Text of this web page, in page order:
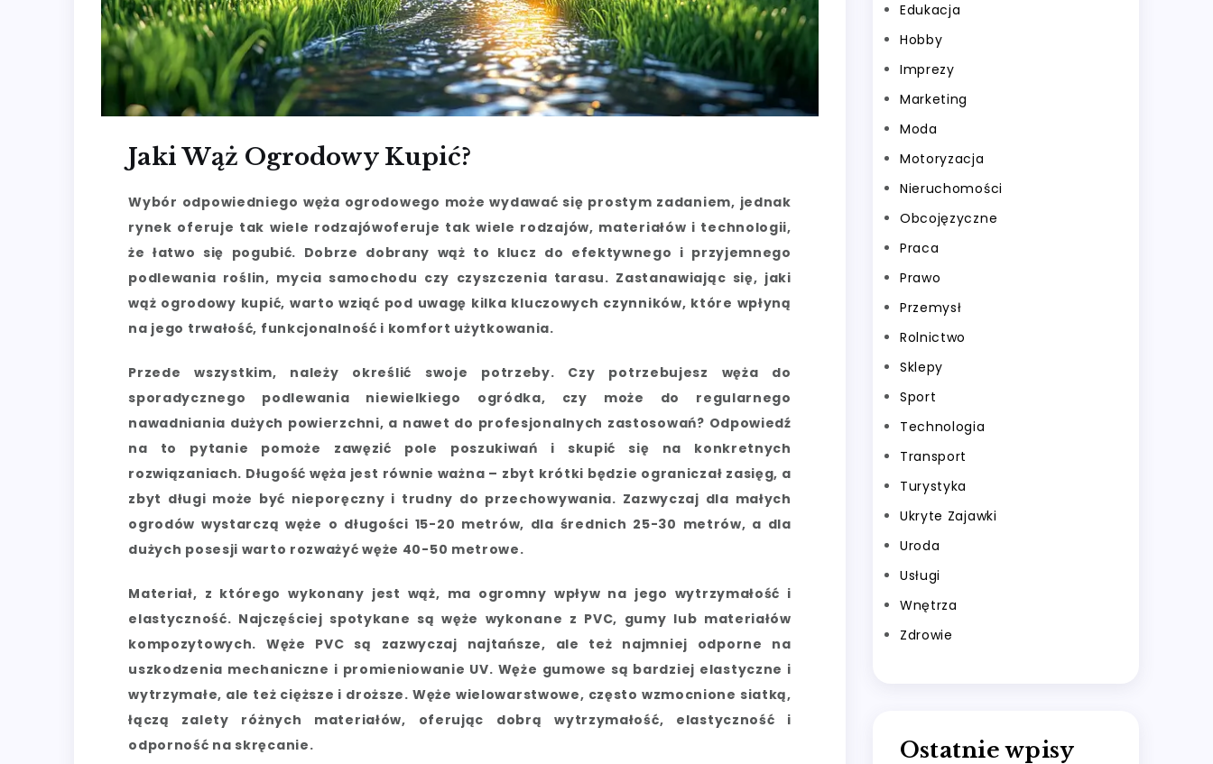
Jaki Wąż Ogrodowy Kupić?
Wybór odpowiedniego węża ogrodowego może wydawać się prostym zadaniem, jednak
rynek oferuje tak wiele rodzajówoferuje tak wiele rodzajów, materiałów i technologii,
że łatwo się pogubić. Dobrze dobrany wąż to klucz do efektywnego i przyjemnego
podlewania roślin, mycia samochodu czy czyszczenia tarasu. Zastanawiając się, jaki
wąż ogrodowy kupić, warto wziąć pod uwagę kilka kluczowych czynników, które wpłyną
na jego trwałość, funkcjonalność i komfort użytkowania.
Przede wszystkim, należy określić swoje potrzeby. Czy potrzebujesz węża do
sporadycznego podlewania niewielkiego ogródka, czy może do regularnego
nawadniania dużych powierzchni, a nawet do profesjonalnych zastosowań? Odpowiedź
na to pytanie pomoże zawęzić pole poszukiwań i skupić się na konkretnych
rozwiązaniach. Długość węża jest równie ważna – zbyt krótki będzie ograniczał zasięg, a
zbyt długi może być nieporęczny i trudny do przechowywania. Zazwyczaj dla małych
ogrodów wystarczą węże o długości 15-20 metrów, dla średnich 25-30 metrów, a dla
dużych posesji warto rozważyć węże 40-50 metrowe.
Materiał, z którego wykonany jest wąż, ma ogromny wpływ na jego wytrzymałość i
elastyczność. Najczęściej spotykane są węże wykonane z PVC, gumy lub materiałów
kompozytowych. Węże PVC są zazwyczaj najtańsze, ale też najmniej odporne na
uszkodzenia mechaniczne i promieniowanie UV. Węże gumowe są bardziej elastyczne i
wytrzymałe, ale też cięższe i droższe. Węże wielowarstwowe, często wzmocnione siatką,
łączą zalety różnych materiałów, oferując dobrą wytrzymałość, elastyczność i
odporność na skręcanie.
Edukacja
Hobby
Imprezy
Marketing
Moda
Motoryzacja
Nieruchomości
Obcojęzyczne
Praca
Prawo
Przemysł
Rolnictwo
Sklepy
Sport
Technologia
Transport
Turystyka
Ukryte Zajawki
Uroda
Usługi
Wnętrza
Zdrowie
Ostatnie wpisy